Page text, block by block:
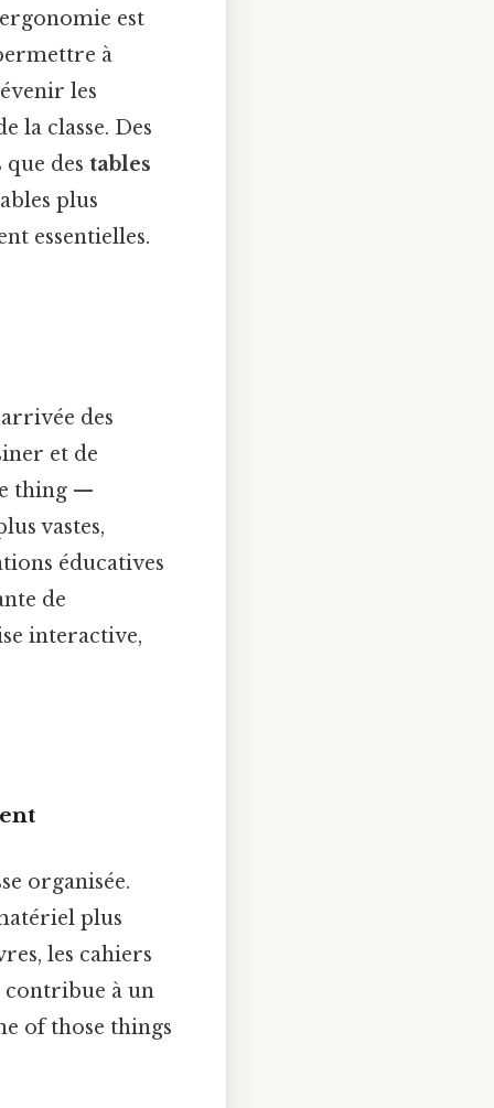
est
à
les
la classe. Des
des tables
plus
essentielles.
des
et de
thing —
vastes,
éducatives
de
interactive,
organisée.
plus
les cahiers
contribue à un
of those things